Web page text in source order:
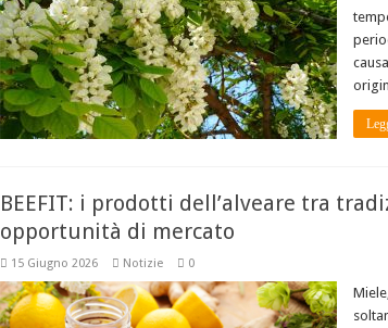
BEEFIT: i prodotti dell’alveare tra
opportunità di mercato
15 Giugno 2026 Notizie 0